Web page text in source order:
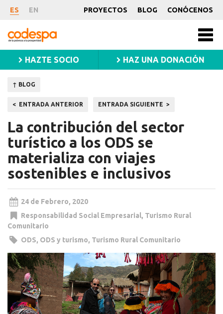
Noticia
ES EN PROYECTOS BLOG CONÓCENOS
CODESPA
HAZTE SOCIO HAZ UNA DONACIÓN
↑ BLOG
Navegación
de
entradas
ENTRADA ANTERIOR ENTRADA SIGUIENTE
La contribución del sector
turístico a los ODS se
materializa con viajes
sostenibles e inclusivos
24 de Febrero, 2020
Responsabilidad Social Empresarial, Turismo Rural
Comunitario
ODS, ODS y turismo, Turismo Rural Comunitario